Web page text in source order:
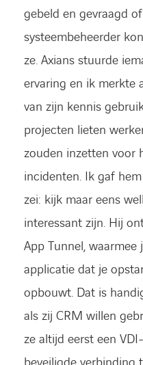
gebeld en gevraagd
systeembeheerder
ze. Axians stuurde
ervaring en ik merkte
van zijn kennis
projecten lieten
zouden inzetten voor
incidenten. Ik gaf
zei: kijk maar eens
interessant zijn. Hij
App Tunnel,
applicatie dat je
opbouwt. Dat is
als zij CRM willen
ze altijd eerst een